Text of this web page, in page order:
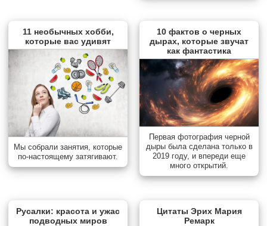
11 необычных хобби,
которые вас удивят
Мы собрали занятия, которые
по-настоящему затягивают.
10 фактов о черных
дырах, которые звучат
как фантастика
Первая фотография черной
дыры была сделана только в
2019 году, и впереди еще
много открытий.
Русалки: красота и ужас
подводных миров
Цитаты Эрих Мария
Ремарк